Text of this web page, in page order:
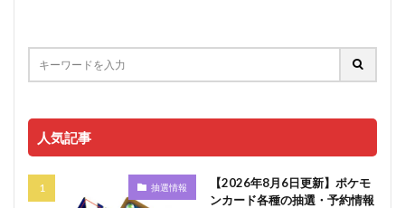
人気記事
抽選情報
【2026年8月6日更新】ポケモ
ンカード各種の抽選・予約情報